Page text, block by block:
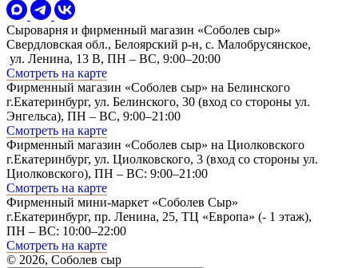
Сыроварня и фирменный магазин «Соболев сыр»
Свердловская обл., Белоярский р-н, с. Малобрусянское,
ул. Ленина, 13 В, ПН – ВС, 9:00–20:00
Смотреть на карте
Фирменный магазин «Соболев сыр» на Белинского
г.Екатеринбург, ул. Белинского, 30 (вход со стороны ул.
Энгельса), ПН – ВС, 9:00–21:00
Смотреть на карте
Фирменный магазин «Соболев сыр» на Циолковского
г.Екатеринбург, ул. Циолковского, 3 (вход со стороны ул.
Циолковского), ПН – ВС: 9:00–21:00
Смотреть на карте
Фирменный мини-маркет «Соболев Сыр»
г.Екатеринбург, пр. Ленина, 25, ТЦ «Европа» (- 1 этаж),
ПН – ВС: 10:00–22:00
Смотреть на карте
© 2026, Соболев сыр